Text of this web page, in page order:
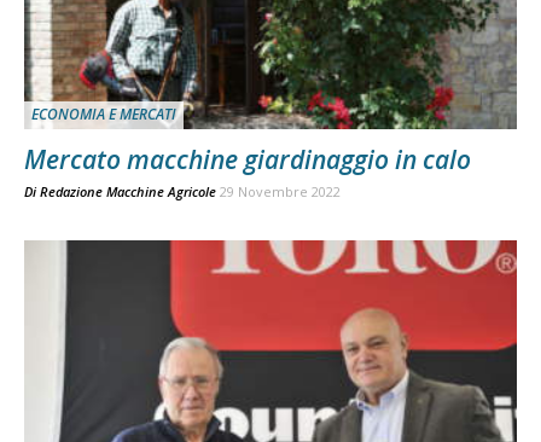
ECONOMIA E MERCATI
Mercato macchine giardinaggio in calo
Di Redazione Macchine Agricole 29 Novembre 2022